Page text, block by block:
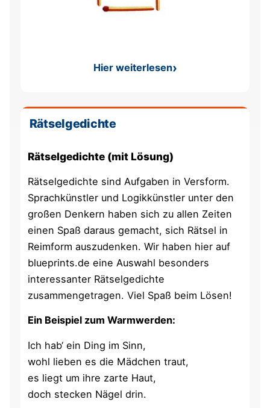
Hier weiterlesen: Streichholz Rätsel
Rätselgedichte
Rätselgedichte (mit Lösung)
Rätselgedichte sind Aufgaben in Versform.
Sprachkünstler und Logikkünstler unter den
großen Denkern haben sich zu allen Zeiten
einen Spaß daraus gemacht, sich Rätsel in
Reimform auszudenken. Wir haben hier auf
blueprints.de eine Auswahl besonders
interessanter Rätselgedichte
zusammengetragen. Viel Spaß beim Lösen!
Ein Beispiel zum Warmwerden:
Ich hab‘ ein Ding im Sinn,
wohl lieben es die Mädchen traut,
es liegt um ihre zarte Haut,
doch stecken Nägel drin.